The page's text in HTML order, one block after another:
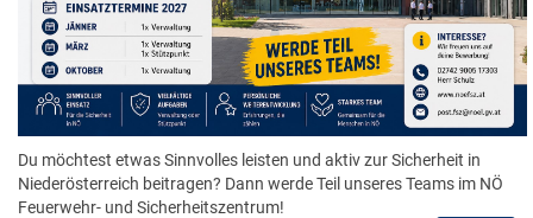
Du möchtest etwas Sinnvolles leisten und aktiv zur Sicherheit in
Niederösterreich beitragen? Dann werde Teil unseres Teams im NÖ
Feuerwehr- und Sicherheitszentrum!